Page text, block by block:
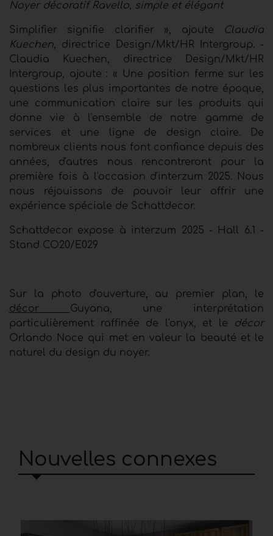
Noyer décoratif Ravello, simple et élégant
Simplifier signifie clarifier », ajoute
Claudia
Kuechen , directrice Design/Mkt/HR Intergroup. -
Claudia Kuechen, directrice Design/Mkt/HR
Intergroup, ajoute : « Une position ferme sur les
questions les plus importantes de notre époque,
une communication claire sur les produits qui
donne vie à l'ensemble de notre gamme de
services et une ligne de design claire. De
nombreux clients nous font confiance depuis des
années, d'autres nous rencontreront pour la
première fois à l'occasion d'interzum 2025. Nous
nous réjouissons de pouvoir leur offrir une
expérience spéciale de Schattdecor.
Schattdecor expose à interzum 2025 - Hall 6.1 -
Stand CO20/E029
Sur la photo d'ouverture, au premier plan, le
décor Guyana, une interprétation
particulièrement raffinée de l'onyx, et le
décor
Orlando Noce qui met en valeur la beauté et le
naturel du design du noyer.
Nouvelles connexes